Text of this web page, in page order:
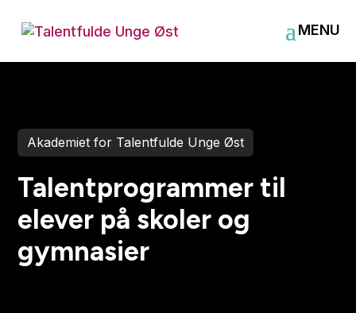
Akademiet for Talentfulde Unge Øst
Talentprogrammer til
elever på skoler og
gymnasier